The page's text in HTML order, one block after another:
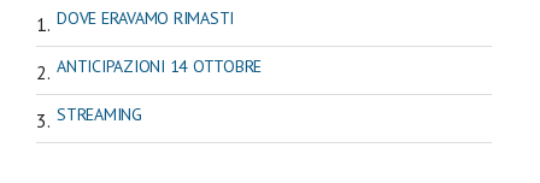
DOVE ERAVAMO RIMASTI
ANTICIPAZIONI 14 OTTOBRE
STREAMING